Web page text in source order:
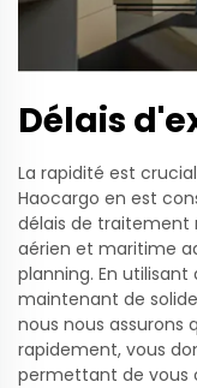
Délais
La rapidité est
Haocargo en est
délais de traitement
aérien et maritime
planning. En
maintenant de
nous nous assurons
rapidement, vous
permettant de vous